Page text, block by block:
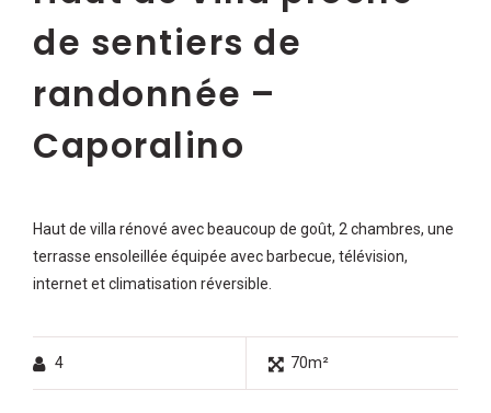
de sentiers de
randonnée –
Caporalino
Haut de villa rénové avec beaucoup de goût, 2 chambres, une
terrasse ensoleillée équipée avec barbecue, télévision,
internet et climatisation réversible.
4 70m²